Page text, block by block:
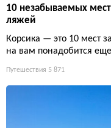
10 незабываемых
ляжей
Корсика — это 10 мест
на вам понадобится
Путешествия 5 871